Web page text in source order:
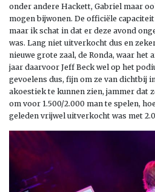
onder andere Hackett, Gabriel maar
mogen bijwonen. De officiële
maar ik schat in dat er deze avond
was. Lang niet uitverkocht dus en
nieuwe grote zaal, de Ronda, waar het
jaar daarvoor Jeff Beck wel op het
gevoelens dus, fijn om ze van dichtbij
akoestiek te kunnen zien, jammer dat
om voor 1.500/2.000 man te spelen,
geleden vrijwel uitverkocht was met